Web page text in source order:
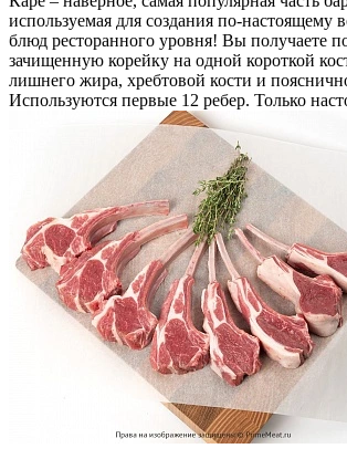
используемая для создания по-настоящему
блюд ресторанного уровня! Вы получаете
зачищенную корейку на одной короткой
лишнего жира, хребтовой кости и
Используются первые 12 ребер. Только